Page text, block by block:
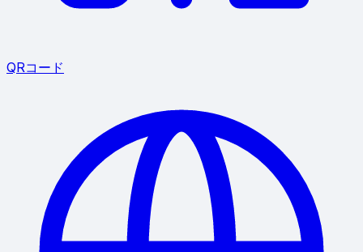
QRコード